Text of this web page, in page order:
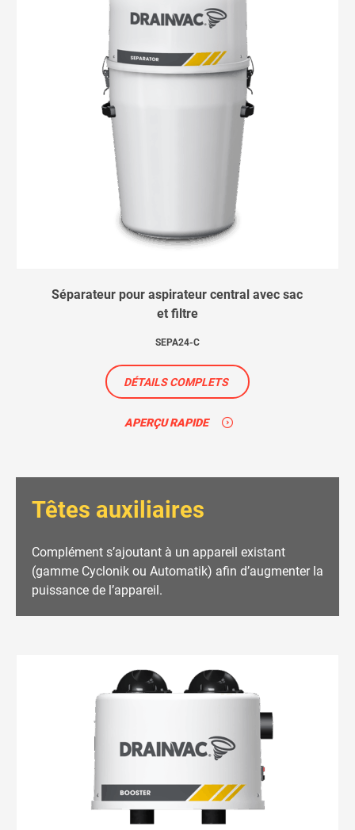
Séparateur pour aspirateur central avec sac
et filtre
SEPA24-C
DÉTAILS COMPLETS
APERÇU RAPIDE
Têtes auxiliaires
Complément s’ajoutant à un appareil existant
(gamme Cyclonik ou Automatik) afin d’augmenter la
puissance de l’appareil.